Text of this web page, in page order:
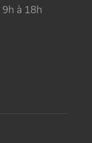
à 18h